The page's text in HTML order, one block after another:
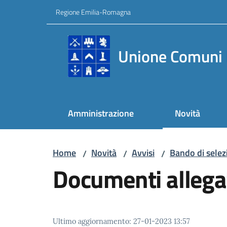
Vai al contenuto
Vai alla navigazioneRegione Emilia-Romagna
Unione
Amministrazione Novità
Home / Novità / Avvisi / Bando di
Documenti
Ultimo aggiornamento: 27-01-2023 13:57